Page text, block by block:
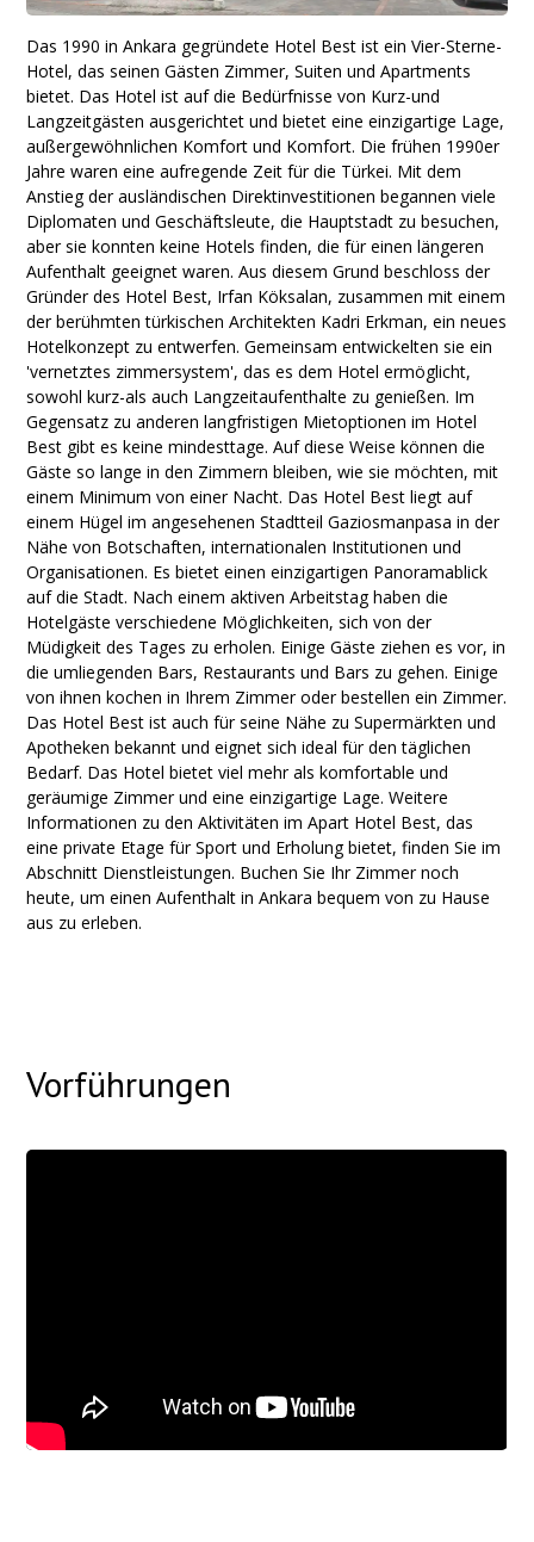
Das 1990 in Ankara gegründete Hotel Best ist ein Vier-Sterne-
Hotel, das seinen Gästen Zimmer, Suiten und Apartments
bietet. Das Hotel ist auf die Bedürfnisse von Kurz-und
Langzeitgästen ausgerichtet und bietet eine einzigartige Lage,
außergewöhnlichen Komfort und Komfort. Die frühen 1990er
Jahre waren eine aufregende Zeit für die Türkei. Mit dem
Anstieg der ausländischen Direktinvestitionen begannen viele
Diplomaten und Geschäftsleute, die Hauptstadt zu besuchen,
aber sie konnten keine Hotels finden, die für einen längeren
Aufenthalt geeignet waren. Aus diesem Grund beschloss der
Gründer des Hotel Best, Irfan Köksalan, zusammen mit einem
der berühmten türkischen Architekten Kadri Erkman, ein neues
Hotelkonzept zu entwerfen. Gemeinsam entwickelten sie ein
'vernetztes zimmersystem', das es dem Hotel ermöglicht,
sowohl kurz-als auch Langzeitaufenthalte zu genießen. Im
Gegensatz zu anderen langfristigen Mietoptionen im Hotel
Best gibt es keine mindesttage. Auf diese Weise können die
Gäste so lange in den Zimmern bleiben, wie sie möchten, mit
einem Minimum von einer Nacht. Das Hotel Best liegt auf
einem Hügel im angesehenen Stadtteil Gaziosmanpasa in der
Nähe von Botschaften, internationalen Institutionen und
Organisationen. Es bietet einen einzigartigen Panoramablick
auf die Stadt. Nach einem aktiven Arbeitstag haben die
Hotelgäste verschiedene Möglichkeiten, sich von der
Müdigkeit des Tages zu erholen. Einige Gäste ziehen es vor, in
die umliegenden Bars, Restaurants und Bars zu gehen. Einige
von ihnen kochen in Ihrem Zimmer oder bestellen ein Zimmer.
Das Hotel Best ist auch für seine Nähe zu Supermärkten und
Apotheken bekannt und eignet sich ideal für den täglichen
Bedarf. Das Hotel bietet viel mehr als komfortable und
geräumige Zimmer und eine einzigartige Lage. Weitere
Informationen zu den Aktivitäten im Apart Hotel Best, das
eine private Etage für Sport und Erholung bietet, finden Sie im
Abschnitt Dienstleistungen. Buchen Sie Ihr Zimmer noch
heute, um einen Aufenthalt in Ankara bequem von zu Hause
aus zu erleben.
Vorführungen